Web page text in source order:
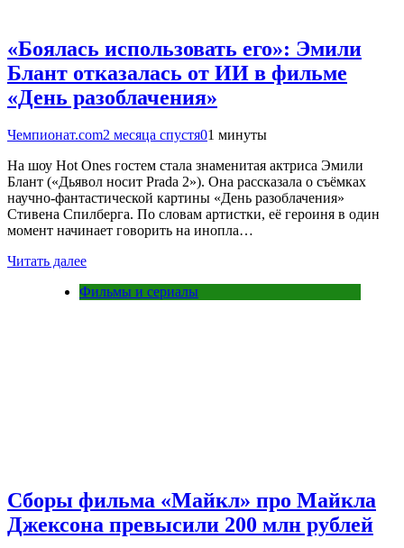
«Боялась использовать его»: Эмили
Блант отказалась от ИИ в фильме
«День разоблачения»
Чемпионат.com2 месяца спустя01 минуты
На шоу Hot Ones гостем стала знаменитая актриса Эмили
Блант («Дьявол носит Prada 2»). Она рассказала о съёмках
научно-фантастической картины «День разоблачения»
Стивена Спилберга. По словам артистки, её героиня в один
момент начинает говорить на инопла…
Читать далее
Фильмы и сериалы
Сборы фильма «Майкл» про Майкла
Джексона превысили 200 млн рублей